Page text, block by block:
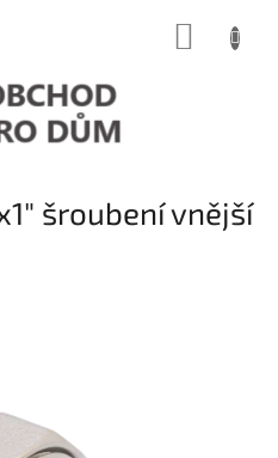
šroubení vnější